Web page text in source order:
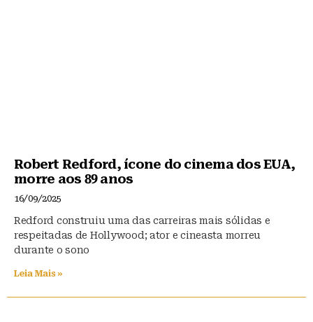
Robert Redford, ícone do cinema dos EUA,
morre aos 89 anos
16/09/2025
Redford construiu uma das carreiras mais sólidas e
respeitadas de Hollywood; ator e cineasta morreu
durante o sono
Leia Mais »